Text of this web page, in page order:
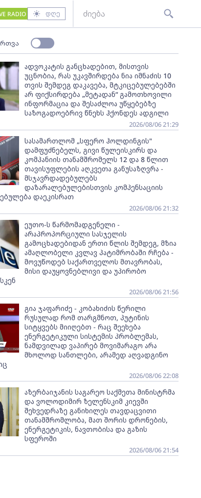
RADIO დღე
ადვოკატის განცხადებით, მისთვის
უცნობია, რას უკავშირდება ნია იმნაძის 10
თვის შემდეგ დაკავება, მტკიცებულებებში
არ ფიქსირდება „მეტადან“ გამოთხოვილი
ინფორმაცია და შესაძლოა უწყებებზე
საზოგადოებრივ წნეხს ჰქონდეს ადგილი
2026/08/06 21:29
სასამართლომ „სფერო ჰოლდინგის"
დამფუძნებელს, გივი წულეისკირს და
კომპანიის თანამშრომელს 12 და 8 წლით
თავისუფლების აღკვეთა განუსაზღვრა -
მსჯავრდადებულებს
დაზარალებულებისთვის კომპენსაციის
დაეკისრათ
2026/08/06 21:32
ეუთო-ს წარმომადგენელი -
არაპროპორციული სასჯელის
გამოცხადებიდან ერთი წლის შემდეგ, მზია
ამაღლობელი კვლავ პატიმრობაში რჩება -
მოვუწოდებ საქართველოს მთავრობას,
მისი დაუყოვნებლივი და უპირობო
2026/08/06 21:56
გია ჯაფარიძე - კობახიძის წერილი
რუსულად რომ თარგმნოთ, პუტინის
სიტყვებს მიიღებთ - რაც შეეხება
ენერგეტიკული სისტემის პრობლემას,
ნამდვილად ვაპირებ მოვიმარაგო არა
მხოლოდ სანთლები, არამედ აღვადგინო
2026/08/06 22:08
აზერბაიჯანის საგარეო საქმეთა მინისტრმა
და ვოლოდიმირ ზელენსკიმ კიევში
შეხვედრაზე განიხილეს თავდაცვითი
თანამშრომლობა, მათ შორის დრონების,
ენერგეტიკის, ნავთობისა და გაზის
სფეროში
2026/08/06 21:54